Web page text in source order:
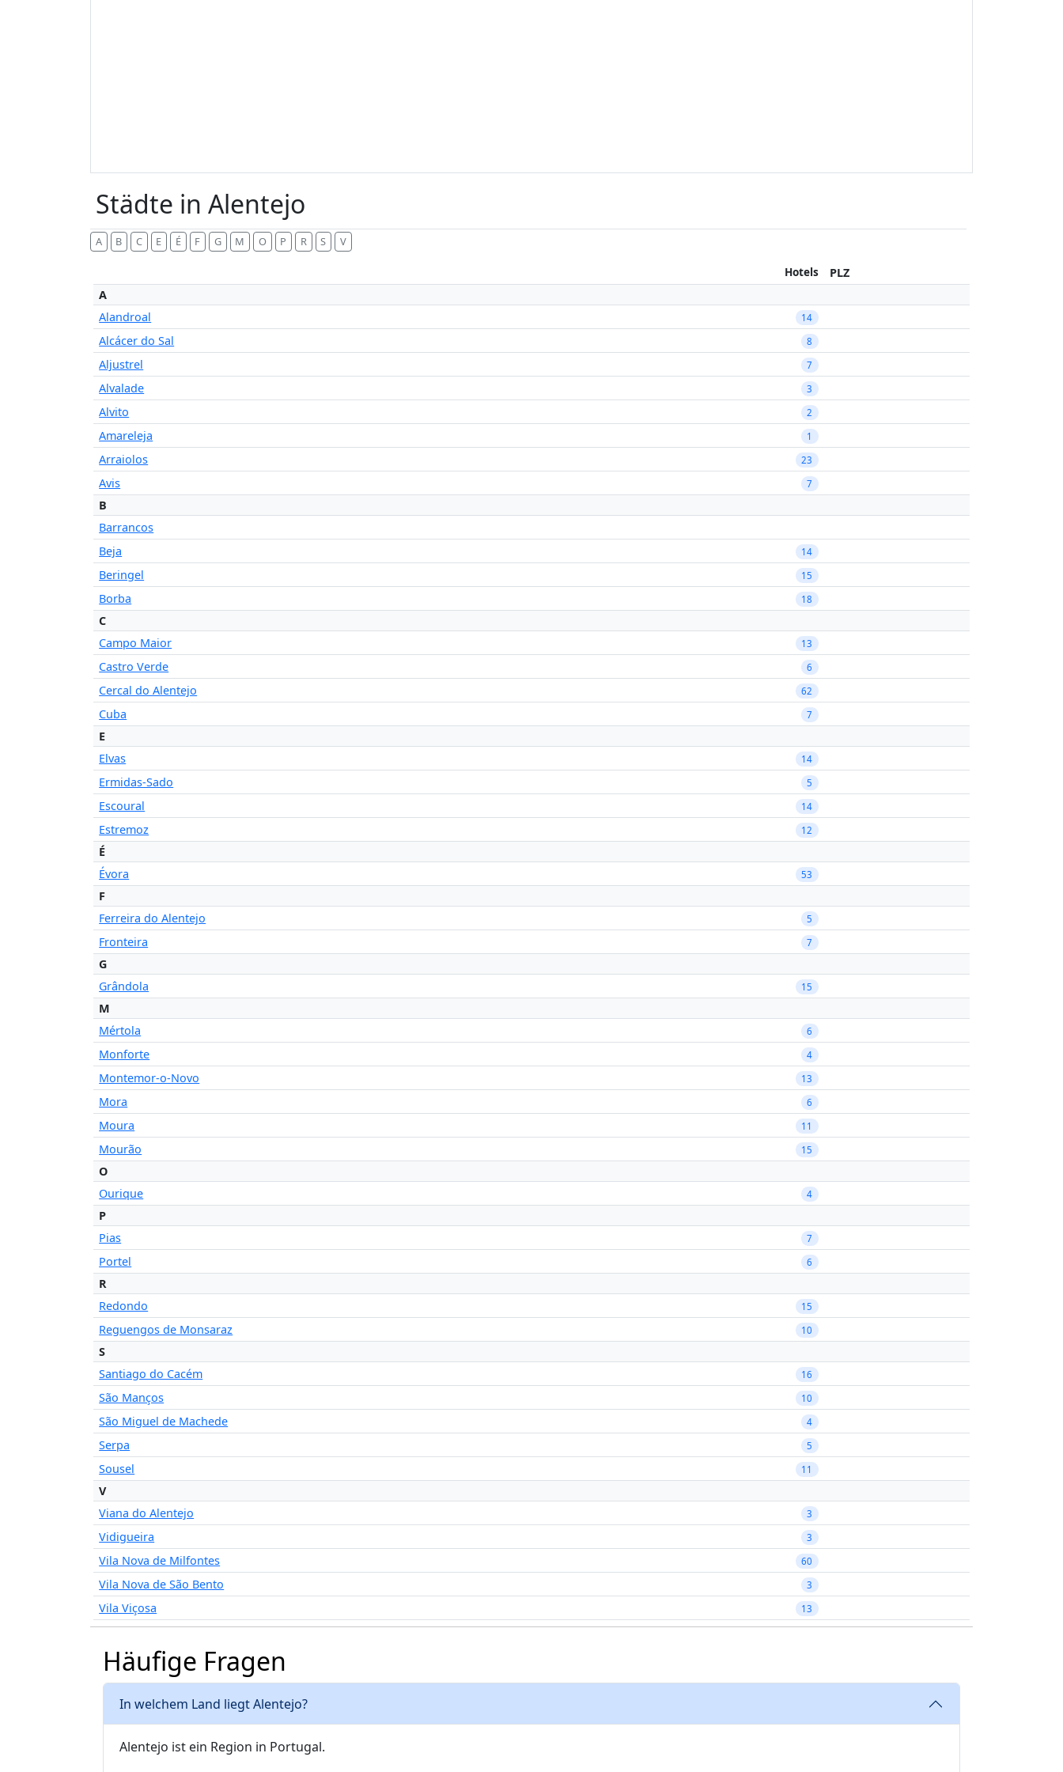
Städte in Alentejo
A B C E É F G M O P R S V
Hotels
PLZ
A
Alandroal
14
Alcácer do Sal 8
Aljustrel 7
Alvalade 3
Alvito 2
Amareleja 1
Arraiolos 23
Avis 7
B
Barrancos
Beja
14
Beringel 15
Borba 18
C
Campo Maior
13
Castro Verde 6
Cercal do Alentejo 62
Cuba 7
E
Elvas
14
Ermidas-Sado 5
Escoural 14
Estremoz 12
É
Évora
53
F
Ferreira do Alentejo
5
Fronteira 7
G
Grândola
15
M
Mértola
6
Monforte 4
Montemor-o-Novo 13
Mora 6
Moura 11
Mourão 15
O
Ourique
4
P
Pias
7
Portel 6
R
Redondo
15
Reguengos de Monsaraz 10
S
Santiago do Cacém
16
São Manços 10
São Miguel de Machede 4
Serpa 5
Sousel 11
V
Viana do Alentejo
3
Vidigueira 3
Vila Nova de Milfontes 60
Vila Nova de São Bento 3
Vila Viçosa 13
Häufige Fragen
In welchem Land liegt Alentejo?
Alentejo ist ein Region in Portugal.